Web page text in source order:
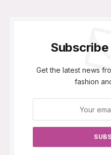
Get the latest news
fashion